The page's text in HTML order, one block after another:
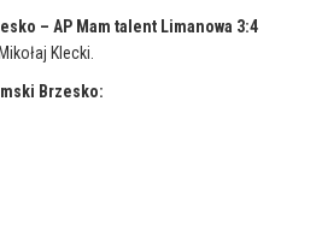
– AP Mam talent Limanowa 3:4
Klecki.
Brzesko: